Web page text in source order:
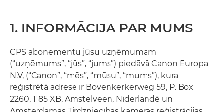
1. INFORMĀCIJA PAR MUMS
CPS abonementu jūsu uzņēmumam
(“uzņēmums”, “jūs”, “jums”) piedāvā Canon Europa
N.V, (“Canon”, “mēs”, “mūsu”, “mums”), kura
reģistrētā adrese ir Bovenkerkerweg 59, P. Box
2260, 1185 XB, Amstelveen, Nīderlandē un